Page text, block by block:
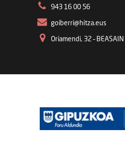
943 16 00 56
goiberri@hitza.eus
Oriamendi, 32 – BEASAIN